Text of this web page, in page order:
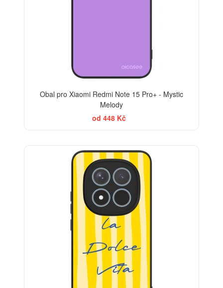
Obal pro Xiaomi Redmi Note 15 Pro+ - Mystic
Melody
od 448 Kč